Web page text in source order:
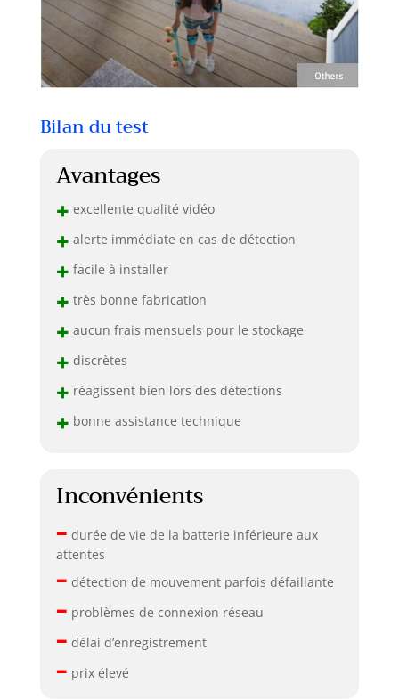
Bilan du test
Avantages
+ excellente qualité vidéo
+ alerte immédiate en cas de détection
+ facile à installer
+ très bonne fabrication
+ aucun frais mensuels pour le stockage
+ discrètes
+ réagissent bien lors des détections
+ bonne assistance technique
Inconvénients
– durée de vie de la batterie inférieure aux
attentes
– détection de mouvement parfois défaillante
– problèmes de connexion réseau
– délai d’enregistrement
– prix élevé